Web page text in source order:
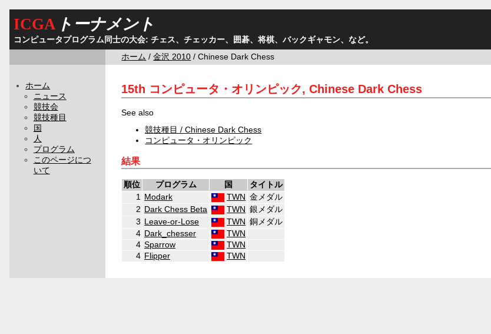
ICGAトーナメント
コンピュータプログラム同士の大会: チェス、チェッカー、囲碁、将棋、バックギャモン、など。
ホーム /金沢 2010 / Chinese Dark Chess
ホーム
ニュース
競技会
競技種目
国
人
プログラム
このページにつ
いて
15th コンピュータ・オリンピック, Chinese Dark Chess
See also
競技種目 / Chinese Dark Chess
コンピュータ・オリンピック
結果
順位 プログラム 国
タイトル
1 Modark TWN
金メダル
2 Dark Chess Beta TWN
銀メダル
3 Leave-or-Lose TWN
銅メダル
4 Dark_chesser
TWN
4 Sparrow
TWN
4 Flipper TWN